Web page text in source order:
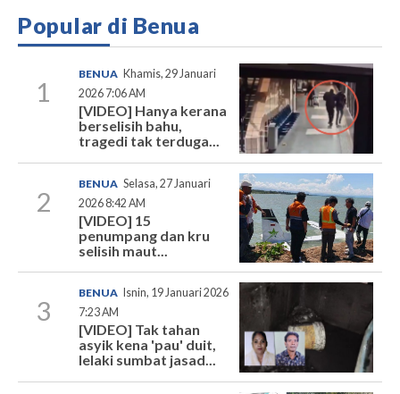
Popular di Benua
1
BENUA Khamis, 29 Januari
2026 7:06 AM
[VIDEO] Hanya kerana
berselisih bahu,
tragedi tak terduga...
2
BENUA Selasa, 27 Januari
2026 8:42 AM
[VIDEO] 15
penumpang dan kru
selisih maut...
3
BENUA
Isnin, 19 Januari 2026
7:23 AM
[VIDEO] Tak tahan
asyik kena 'pau' duit,
lelaki sumbat jasad...